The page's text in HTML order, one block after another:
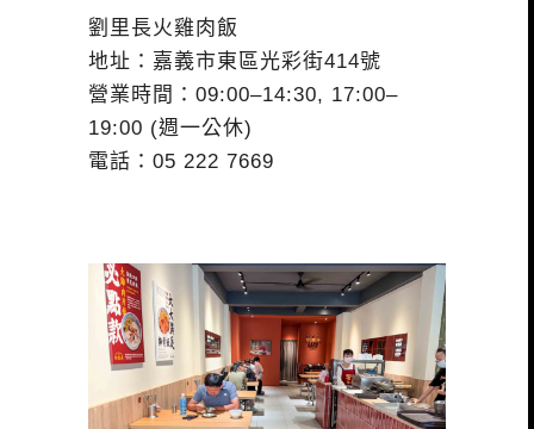
劉里長火雞肉飯
地址：嘉義市東區光彩街414號
營業時間：09:00–14:30, 17:00–
19:00 (週一公休)
電話：05 222 7669